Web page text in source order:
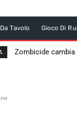
Tavolo Gioco Di
Zombicide cambia